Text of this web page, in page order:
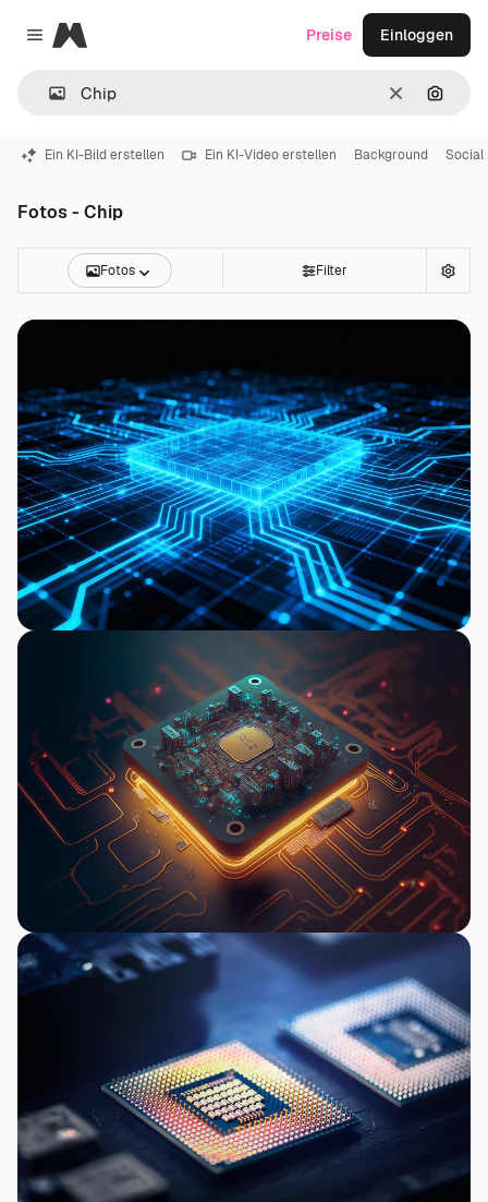
Close menu
Magnific
LöschenNach
Preise Einloggen
Ein KI-Bild erstellen Ein KI-Video erstellen Background Social
Fotos - Chip
Fotos Filter